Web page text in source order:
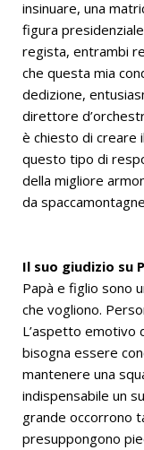
insinuare, una
figura
regista, entrambi
che questa mia
dedizione,
direttore
è chiesto di creare
questo tipo di
della migliore
da
Il suo giudizio su
Papà e figlio sono
che vogliono.
L’aspetto emotivo
bisogna essere
mantenere una
indispensabile un
grande occorrono
presuppongono